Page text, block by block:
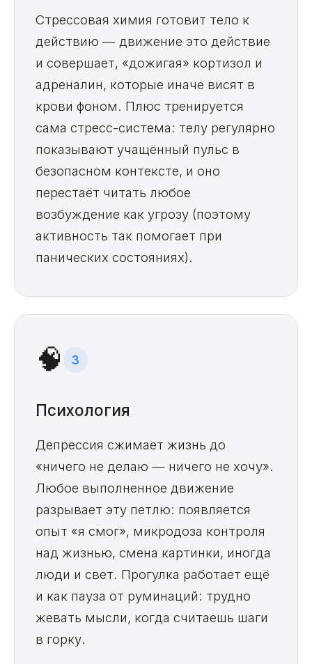
Стрессовая химия готовит тело к
действию — движение это действие
и совершает, «дожигая» кортизол и
адреналин, которые иначе висят в
крови фоном. Плюс тренируется
сама стресс-система: телу регулярно
показывают учащённый пульс в
безопасном контексте, и оно
перестаёт читать любое
возбуждение как угрозу (поэтому
активность так помогает при
панических состояниях).
🧠 3
Психология
Депрессия сжимает жизнь до
«ничего не делаю — ничего не хочу».
Любое выполненное движение
разрывает эту петлю: появляется
опыт «я смог», микродоза контроля
над жизнью, смена картинки, иногда
люди и свет. Прогулка работает ещё
и как пауза от руминаций: трудно
жевать мысли, когда считаешь шаги
в горку.